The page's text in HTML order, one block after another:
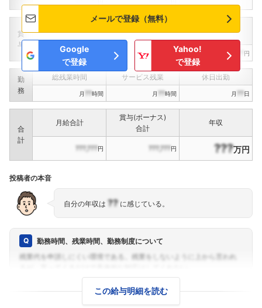
賞
与
インセンティブ賞与
決算賞与
???,??? ???,??? 円 ???,??? 円
勤
務
総残業時間 サービス残業 休日出勤
月 ??時間 月 ??時間 月 ??日
合
計
月給合計
賞与(ボーナス)
合計
年収
???,???円 ???,???円 ???万円
メールで登録（無料）
Google
で登録
Yahoo!
で登録
投稿者の本音
自分の年収は ??に感じている。
勤務時間、残業時間、勤務制度について
この給与明細を読む